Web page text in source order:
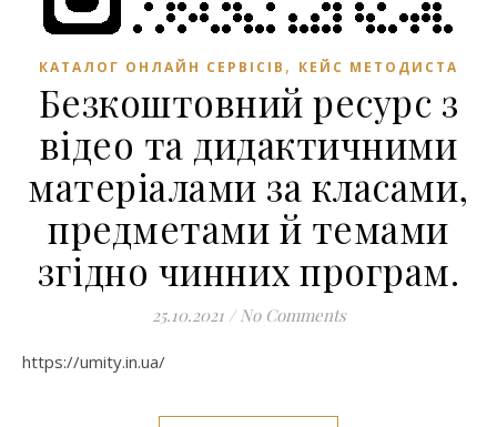
КАТАЛОГ ОНЛАЙН СЕРВІСІВ , КЕЙС МЕТОДИСТА
Безкоштовний ресурс з
відео та дидактичними
матеріалами за класами,
предметами й темами
згідно чинних програм.
25.10.2021 / No Comments
https://umity.in.ua/